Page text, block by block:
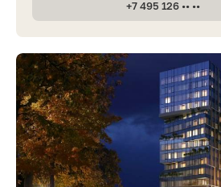
+7 495 126 •• ••